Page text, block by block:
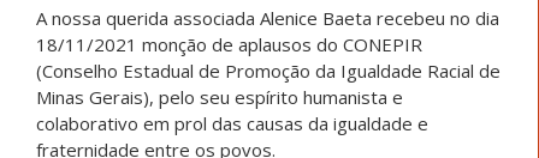
A nossa querida associada Alenice Baeta recebeu no dia
18/11/2021 monção de aplausos do CONEPIR
(Conselho Estadual de Promoção da Igualdade Racial de
Minas Gerais), pelo seu espírito humanista e
colaborativo em prol das causas da igualdade e
fraternidade entre os povos.